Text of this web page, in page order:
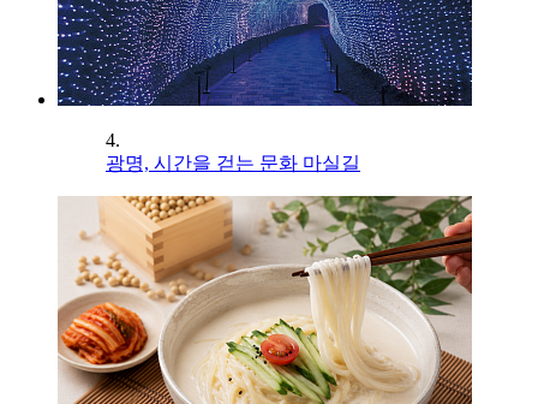
4.
광명, 시간을 걷는 문화 마실길